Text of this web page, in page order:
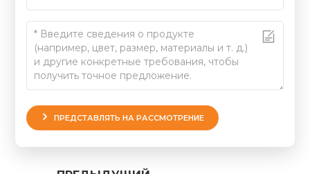
ПРЕДСТАВЛЯТЬ НА РАССМОТРЕНИЕ